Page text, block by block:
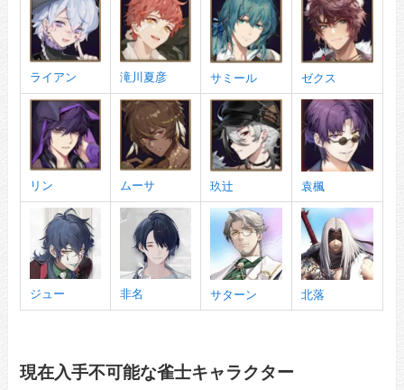
ライアン 滝川夏彦 サミール ゼクス
リン ムーサ 玖辻 袁楓
ジュー 非名 サターン 北落
現在入手不可能な雀士キャラクター